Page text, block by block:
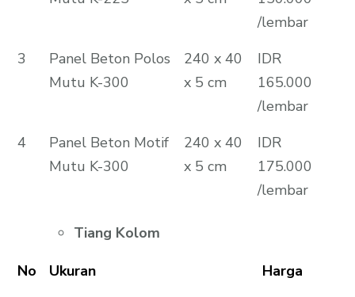
/lembar
3
Panel Beton Polos
Mutu K-300
240 x 40
x 5 cm
IDR
165.000
/lembar
4
Panel Beton Motif
Mutu K-300
240 x 40
x 5 cm
IDR
175.000
/lembar
Tiang Kolom
No
Ukuran
Harga